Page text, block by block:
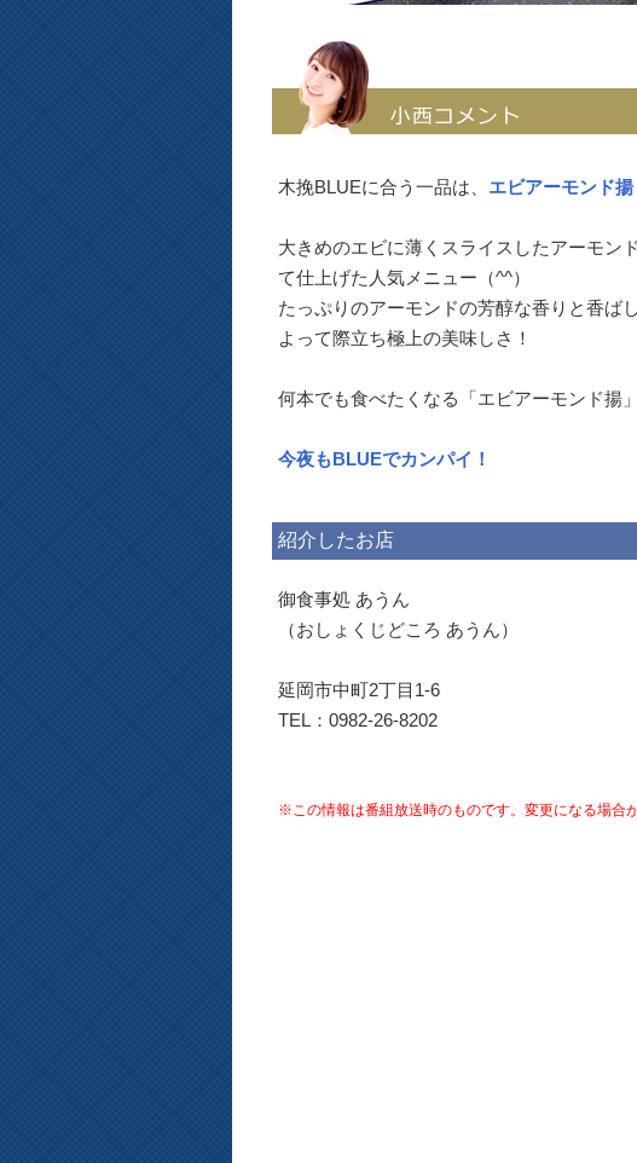
木挽BLUEに合う一品は、 エビアーモンド揚
大きめのエビに薄くスライスしたアーモン
て仕上げた人気メニュー（^^）
たっぷりのアーモンドの芳醇な香りと香ば
よって際立ち極上の美味しさ！
何本でも食べたくなる「エビアーモンド揚
今夜もBLUEでカンパイ！
紹介したお店
御食事処 あうん
（おしょくじどころ あうん）
延岡市中町2丁目1-6
TEL：0982-26-8202
※この情報は番組放送時のものです。変更になる場合